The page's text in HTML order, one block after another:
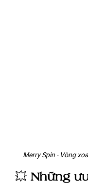
Merry Spin - Vòng
💥 Những